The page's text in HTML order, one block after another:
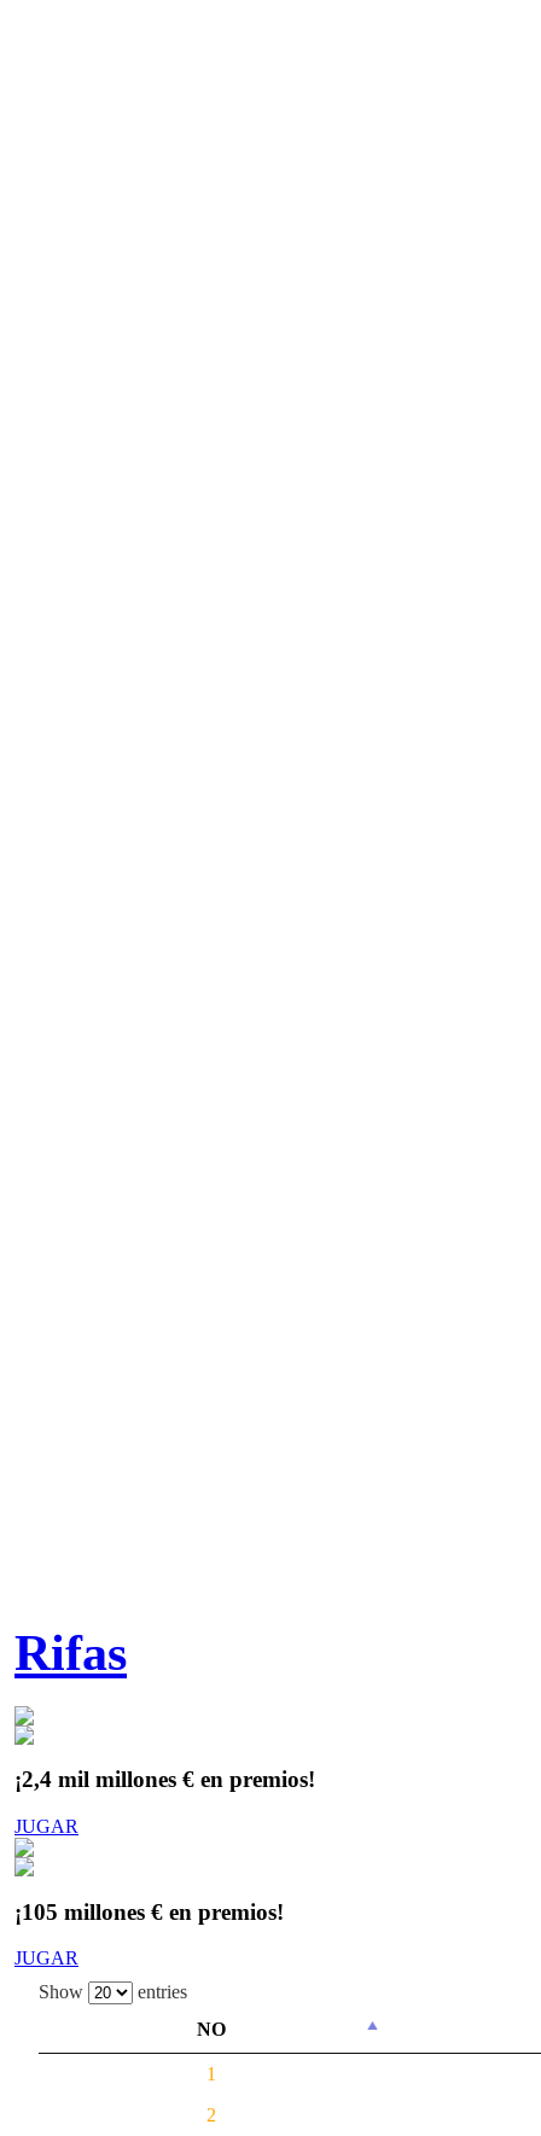
Rifas
¡2,4 mil millones € en premios!
JUGAR
¡105 millones € en premios!
JUGAR
Show
entries
NO
1
2